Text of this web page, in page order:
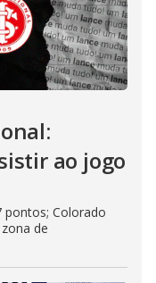
ao jogo
pontos; Colorado
de